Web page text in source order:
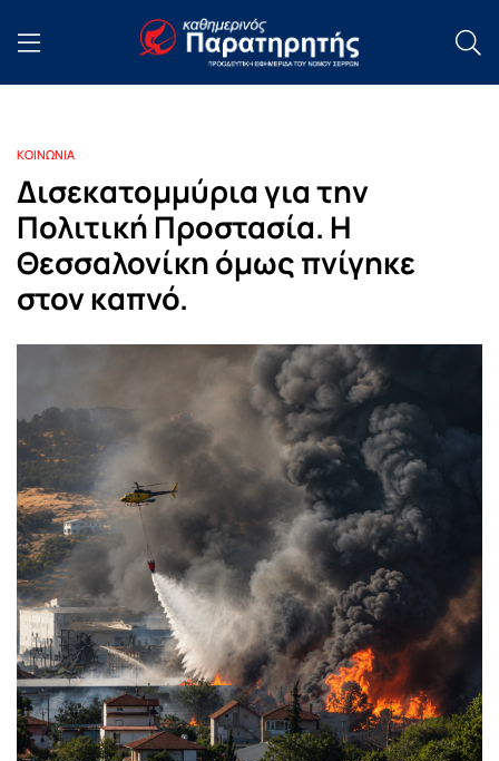
ΚΟΙΝΩΝΙΑ
Δισεκατομμύρια για την
Πολιτική Προστασία. Η
Θεσσαλονίκη όμως πνίγηκε
στον καπνό.